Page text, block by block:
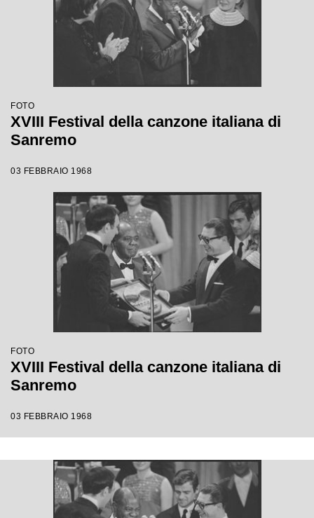
FOTO
XVIII Festival della canzone italiana di
Sanremo
03 FEBBRAIO 1968
FOTO
XVIII Festival della canzone italiana di
Sanremo
03 FEBBRAIO 1968